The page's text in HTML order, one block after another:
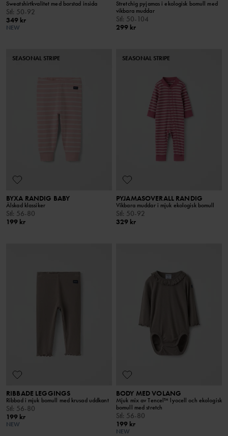
Sweatshirtkvalitet med borstad insida
Stl: 50-92
349 kr
NEW
Stretchig pyjamas i ekologisk bomull med
vikbara muddar
Stl: 50-104
299 kr
SEASONAL STRIPE
BYXA RANDIG BABY
Älskad klassiker
Stl: 56-80
199 kr
SEASONAL STRIPE
PYJAMASOVERALL RANDIG
Vikbara muddar i mjuk ekologisk bomull
Stl: 50-92
329 kr
RIBBADE LEGGINGS
Ribbad i mjuk bomull med krusad uddkant
Stl: 56-80
199 kr
NEW
BODY MED VOLANG
Mjuk mix av Tencel™ lyocell och ekologisk
bomull med stretch
Stl: 56-80
199 kr
NEW